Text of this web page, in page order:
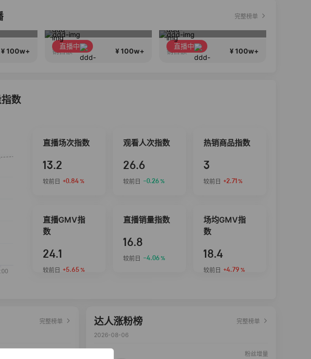
完整榜单
¥ 100w+
直播中
销售额 ¥ 100w+
直播中
销售额 ¥ 100w+
数
直播场次指数
13.2
较前日 +0.84%
观看人次指数
26.6
较前日 -0.26 %
热销商品指数
3
较前日 +2.71 %
直播GMV指
数
24.1
较前日 +5.65 %
直播销量指数
16.8
较前日 -4.06 %
场均GMV指
数
18.4
较前日 +4.79 %
完整榜单
达人涨粉榜
完整榜单
2026-08-06
粉丝增量